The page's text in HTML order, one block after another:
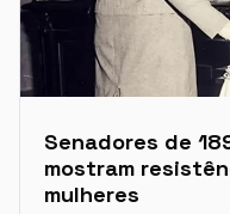
Senadores de
mostram
mulheres